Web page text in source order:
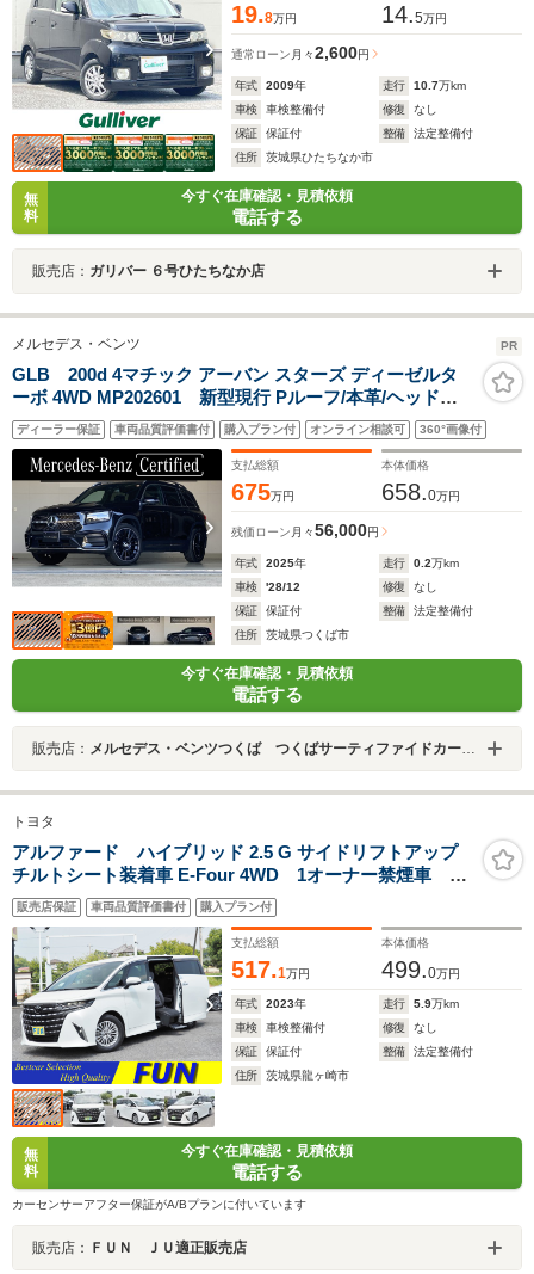
19.8万円 14.5万円
通常ローン 月々2,600円
年式 2009年 走行 10.7万km
車検
車検整備付 修復
なし
保証
保証付 整備
法定整備付
住所
茨城県ひたちなか市
無
料
今すぐ在庫確認・見積依頼
電話する
販売店： ガリバー ６号ひたちなか店
メルセデス・ベンツ PR
GLB 200d 4マチック アーバン スターズ ディーゼルタ
ーボ 4WD MP202601 新型現行 Pルーフ/本革/ヘッドア
ップDISP/Burmesterサラウンド/ブランドロゴプロジェク
ター/360度カメラ
ディーラー保証 車両品質評価書付 購入プラン付 オンライン相談可 360°画像付
支払総額
675万円
本体価格
658.0万円
残価ローン 月々56,000円
年式 2025年 走行 0.2万km
車検
'28/12 修復
なし
保証
保証付 整備
法定整備付
住所
茨城県つくば市
今すぐ在庫確認・見積依頼
電話する
販売店： メルセデス・ベンツつくば つくばサーティファイドカーセンター
トヨタ
アルファード ハイブリッド 2.5 G サイドリフトアップ
チルトシート装着車 E-Four 4WD 1オーナー禁煙車
OP・ディスプレイオーディオプラス/パノラミックビュ
ー OP・Dインナーミラー OP・後席ディスプレイ セ
ーフティセンス BSM 両自動 Pバックドア コンビ
シート 3眼LEDライト ドラレコ前後
販売店保証 車両品質評価書付 購入プラン付
支払総額
517.1万円
本体価格
499.0万円
年式 2023年 走行 5.9万km
車検
車検整備付 修復
なし
保証
保証付 整備
法定整備付
住所
茨城県龍ヶ崎市
無
料
今すぐ在庫確認・見積依頼
電話する
カーセンサーアフター保証がA/Bプランに付いています
販売店： ＦＵＮ ＪＵ適正販売店